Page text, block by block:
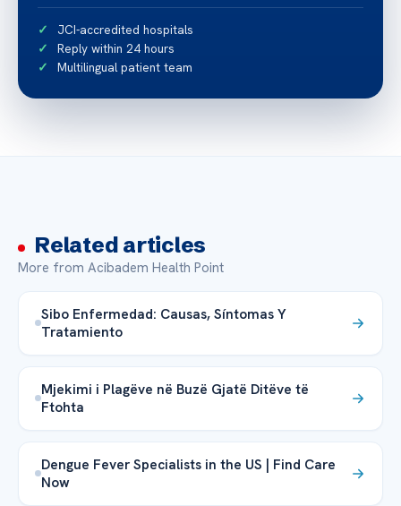
JCI-accredited hospitals
Reply within 24 hours
Multilingual patient team
Related articles
More from Acibadem Health Point
Sibo Enfermedad: Causas, Síntomas Y
Tratamiento
Mjekimi i Plagëve në Buzë Gjatë Ditëve të
Ftohta
Dengue Fever Specialists in the US | Find Care
Now